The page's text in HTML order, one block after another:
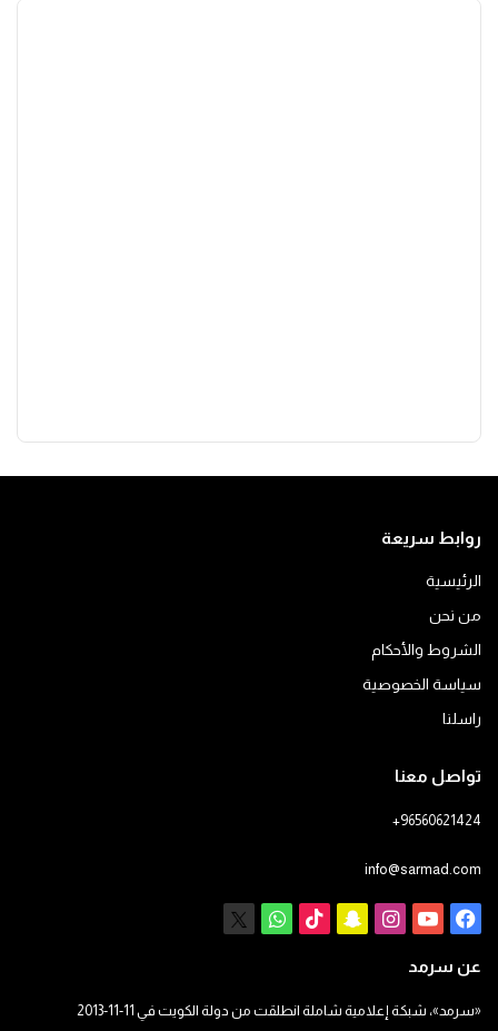
روابط سريعة
الرئيسية
من نحن
الشروط والأحكام
سياسة الخصوصية
راسلنا
تواصل معنا
+96560621424
info@sarmad.com
فيسبوكيوتيوبانستقرام
سناب ‫TikTokواتساب
عن سرمد
«سرمد»، شبكة إعلامية شاملة انطلقت من دولة الكويت في 11-11-2013